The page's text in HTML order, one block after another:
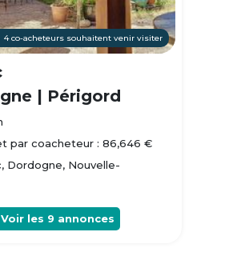
4 co-acheteurs souhaitent venir visiter
| Périgord
par coacheteur : 86,646 €
Dordogne, Nouvelle-
Voir les 9 annonces